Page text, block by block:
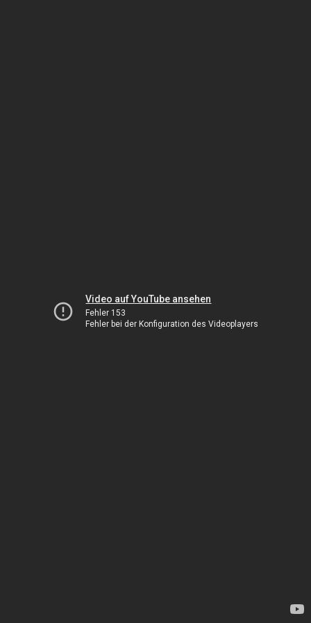
Video auf YouTube ansehen
Fehler 153
Fehler bei der Konfiguration des Videoplayers